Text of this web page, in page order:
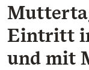
Eintritt
und mit